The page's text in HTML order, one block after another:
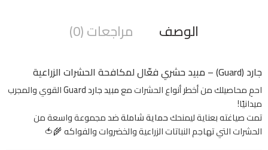
الوصف مراجعات (0)
جارد (Guard) – مبيد حشري فعّال لمكافحة الحشرات الزراعية
احمِ محاصيلك من أخطر أنواع الحشرات معمبيد جارد Guard
القوي والمجرب
ميدانيًا!
تمت صياغته بعناية ليمنحكحماية شاملةضد مجموعة واسعة من
الحشرات التي تهاجم النباتات الزراعية والخضروات والفواكه 🌾🍅